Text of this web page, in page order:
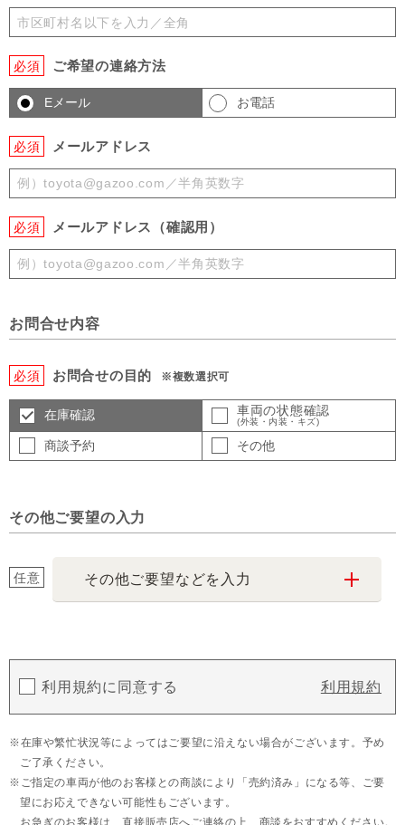
必須 ご希望の連絡方法
Eメール お電話
必須 メールアドレス
必須 メールアドレス（確認用）
お問合せ内容
必須 お問合せの目的 ※複数選択可
在庫確認 車両の状態確認
(外装・内装・キズ)
商談予約 その他
その他ご要望の入力
任意 その他ご要望などを入力
利用規約に同意する 利用規約
在庫や繁忙状況等によってはご要望に沿えない場合がございます。予め
ご了承ください。
ご指定の車両が他のお客様との商談により「売約済み」になる等、ご要
望にお応えできない可能性もございます。
お急ぎのお客様は、直接販売店へご連絡の上、商談をおすすめください。